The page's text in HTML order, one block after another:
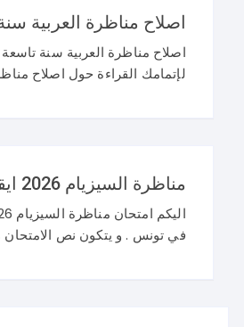
اصلاح مناظرة العربية سنة
لإتمامك القراءة حول اصلاح
مناظرة السيزيام 2026 ايقاظ علمي